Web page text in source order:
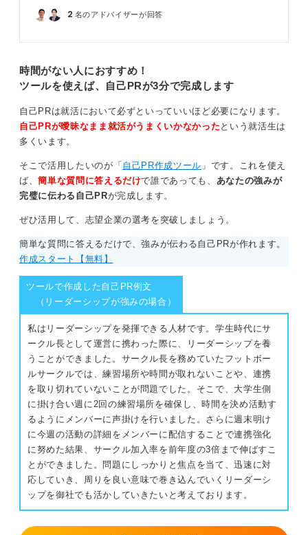
2 名のアドバイザーが回答
時間がない人におすすめ！
ツールを使えば、自己PRが3分で完成します
自己PRは就活において必ずといっていいほど必要になります。
自己PRが曖昧なまま就活がうまくいかなかった という就活生は
多くいます。
そこで活用したいのが「 自己PR作成ツール 」です。これを使え
ば、簡単な質問に答えるだけで誰であっても、 あなたの強みが
完璧に伝わる自己PRが完成します。
ぜひ活用して、志望企業の選考を突破しましょう。
簡単な質問に答えるだけで、強みが伝わる自己PRが作れます。
作成スタート【無料】
ツールで作成した自己PR例文
（リーダーシップが強みの場合）
私はリーダーシップを発揮できる人材です。学生時代にサ
ークル長として運営に携わった際に、リーダーシップを養
うことができました。サークル長を務めていたフットボー
ルサークルでは、練習場所や時間が取れないことや、連携
を取り切れていないことが問題でした。そこで、大学生側
に掛け合い週に2回の練習場所を確保し、時間を決め活動す
るようにメンバーに声掛けを行いました。さらに週末明け
に今週の活動の詳細をメンバーに配信することで連携強化
に努めた結果、サークル加入率を前年度の3倍まで伸ばすこ
とができました。問題にしっかりと焦点を当て、迅速に対
応していき、周りを良い意味で巻き込んでいくリーダーシ
ップを御社でも活かしていきたいと考えております。